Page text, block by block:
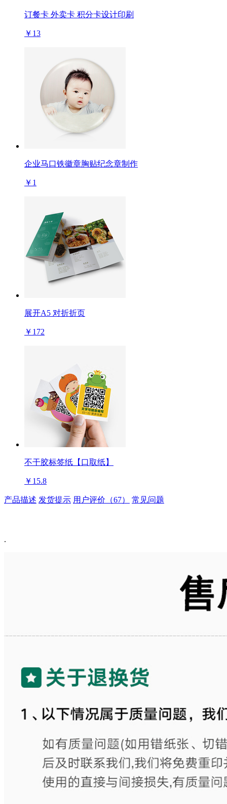
订餐卡 外卖卡 积分卡设计印刷
￥13
企业马口铁徽章胸贴纪念章制作
￥1
展开A5 对折折页
￥172
不干胶标签纸【口取纸】
￥15.8
产品描述 发货提示 用户评价（67） 常见问题
.